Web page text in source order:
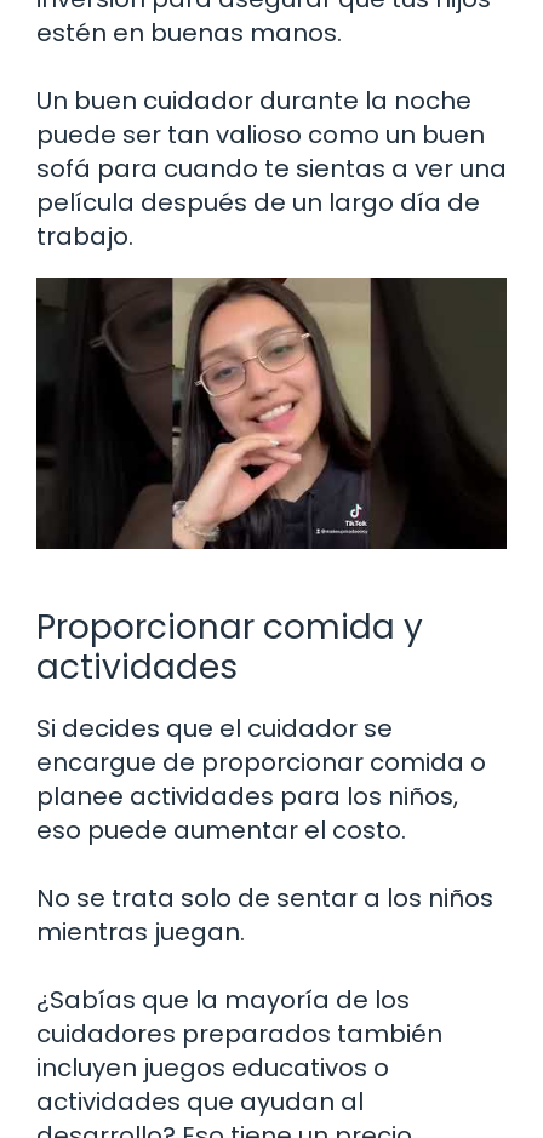
estén en buenas manos.
Un buen cuidador durante la noche
puede ser tan valioso como un buen
sofá para cuando te sientas a ver una
película después de un largo día de
trabajo.
Proporcionar comida y
actividades
Si decides que el cuidador se
encargue de proporcionar comida o
planee actividades para los niños,
eso puede aumentar el costo.
No se trata solo de sentar a los niños
mientras juegan.
¿Sabías que la mayoría de los
cuidadores preparados también
incluyen juegos educativos o
actividades que ayudan al